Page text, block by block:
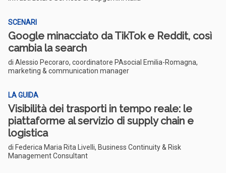
SCENARI
Google minacciato da TikTok e Reddit, così
cambia la search
di Alessio Pecoraro, coordinatore PAsocial Emilia-Romagna,
marketing & communication manager
LA GUIDA
Visibilità dei trasporti in tempo reale: le
piattaforme al servizio di supply chain e
logistica
di Federica Maria Rita Livelli, Business Continuity & Risk
Management Consultant